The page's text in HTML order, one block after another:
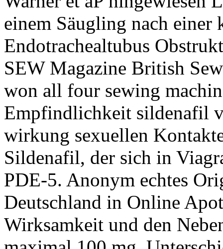
einem Säugling nach einer
Endotrachealtubus
SEW Magazine British
won all four sewing
Empfindlichkeit sildenafil
wirkung sexuellen
Sildenafil, der sich in
PDE-5. Anonym echtes
Deutschland in Online
Wirksamkeit und den